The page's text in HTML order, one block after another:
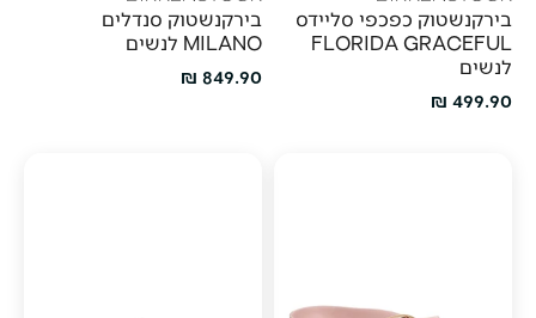
בירקנשטוק כפכפי סליידס
FLORIDA GRACEFUL
לנשים
מחיר מבצע
499.90 ₪
בירקנשטוק סנדלים
MILANO לנשים
מחיר מבצע
849.90 ₪